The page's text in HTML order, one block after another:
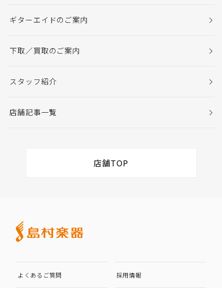
ギターエイドのご案内
下取／買取のご案内
スタッフ紹介
店舗記事一覧
店舗TOP
よくあるご質問 採用情報